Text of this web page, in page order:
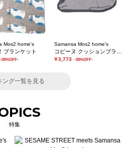
Mos2 home's
ブランケット
-30%OFF-
Samansa Mos2 home's
￥3,773 -30%OFF-
ング一覧を見る
特集